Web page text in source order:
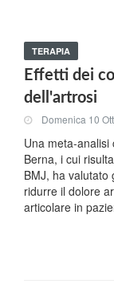
TERAPIA
Effetti dei
dell'artrosi
Domenica 10
Una meta-
Berna, i cui
BMJ, ha valutato
ridurre il dolore
articolare in